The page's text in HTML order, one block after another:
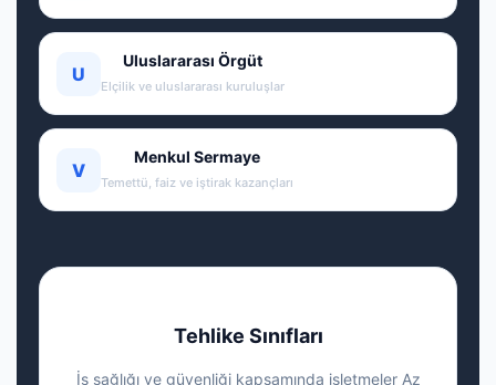
U
Uluslararası Örgüt
Elçilik ve uluslararası kuruluşlar
V
Menkul Sermaye
Temettü, faiz ve iştirak kazançları
Tehlike Sınıfları
İş sağlığı ve güvenliği kapsamında işletmeler Az